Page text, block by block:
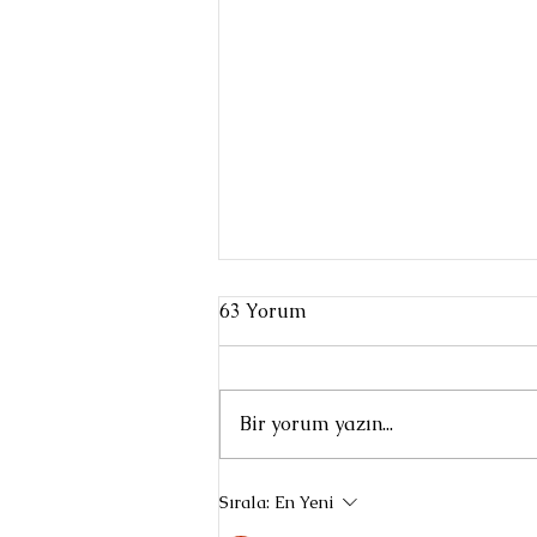
Tiyatro sahnesinde resmin
63 Yorum
Bir yorum yazın...
Sırala: En Yeni